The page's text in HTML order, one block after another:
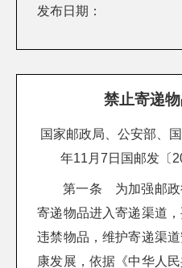
发布日期：
禁止寄递
国家邮政局、公安部、
年11月7日国邮发〔
第一条 为加强邮政
寄递物品进入寄递渠道
违禁物品，维护寄递渠
康发展，依据《中华人